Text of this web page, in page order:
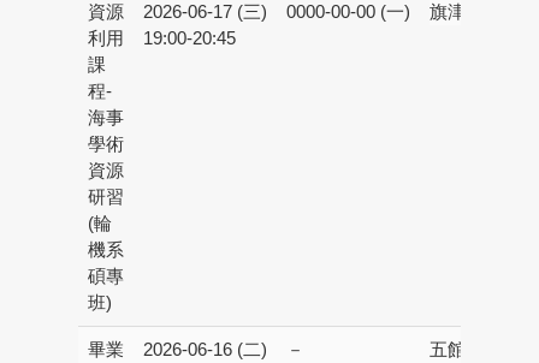
資源
利用
課
程-
海事
學術
資源
研習
(輪
機系
碩專
班)
2026-06-17 (三)
19:00-20:45
0000-00-00 (一) 旗津校區：
畢業
2026-06-16 (二)
－ 五館校區：